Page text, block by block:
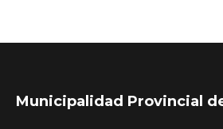
Municipalidad Provincial